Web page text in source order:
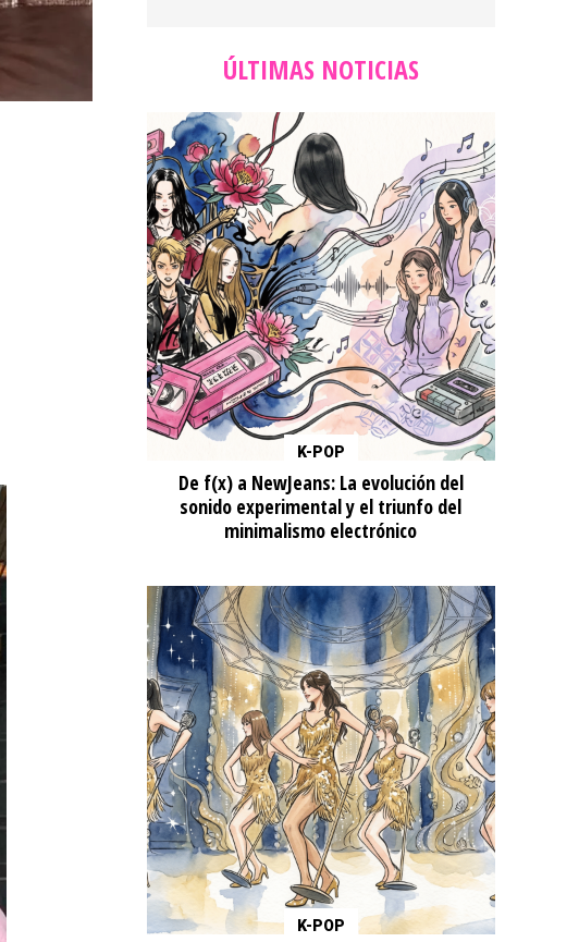
ÚLTIMAS NOTICIAS
K-POP
De f(x) a NewJeans: La evolución del
sonido experimental y el triunfo del
minimalismo electrónico
K-POP